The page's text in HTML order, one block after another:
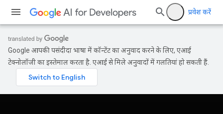
प्रवेश करें
Google आपकी पसंदीदा भाषा में कॉन्टेंट का अनुवाद करने के लिए, एआई
टेक्नोलॉजी का इस्तेमाल करता है. एआई से मिले अनुवादों में गलतियां हो सकती हैं.